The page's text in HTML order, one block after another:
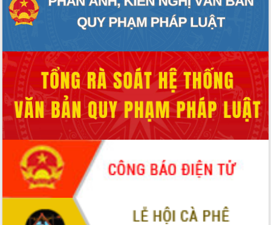
Quyết liệt cải cách hành chính, khơi
thông nguồn lực phát triển
Nâng cao hiệu lực, hiệu quả HĐND
Xã Ea Phê gắn cải cách hành chính với
chuyển đổi số
Phó Chủ tịch Thường trực UBND tỉnh
Hồ Thị Nguyên Thảo làm việc tại Trung
tâm Phục vụ hành chính công xã Ea
Phê
Xây dựng nền hành chính số đồng
hành cùng nông dân dân, doanh nghiệp
Giai đoạn 2026-2030, Đắk Lắk phấn
đấu có 77% xã đạt chuẩn nông thôn
Chuyển đổi số 'mở đường' cho nông
nghiệp Đắk Lắk tăng trưởng bứt phá